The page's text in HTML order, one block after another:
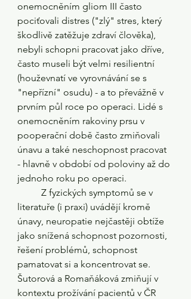
onemocněním gliom III často
pociťovali distres ("zlý" stres, který
škodlivě zatěžuje zdraví člověka),
nebyli schopni pracovat jako dříve,
často museli být velmi resilientní
(houževnatí ve vyrovnávání se s
"nepřízní" osudu) - a to převážně v
prvním půl roce po operaci. Lidé s
onemocněním rakoviny prsu v
pooperační době často zmiňovali
únavu a také neschopnost pracovat
- hlavně v období od poloviny až do
jednoho roku po operaci.
literatuře (i praxi) uvádějí kromě
únavy, neuropatie nejčastěji obtíže
jako snížená schopnost pozornosti,
řešení problémů, schopnost
pamatovat si a koncentrovat se.
Šutorová a Romaňáková zmiňují v
kontextu prožívání pacientů v ČR